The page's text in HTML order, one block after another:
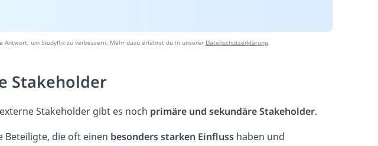
Antwort, um Studyflix zu verbessern. Mehr dazu erfährst du in unserer Datenschutzerklärung.
Stakeholder
Stakeholder gibt es noch primäre und sekundäre Stakeholder.
Beteiligte, die oft einen besonders starken Einfluss haben und